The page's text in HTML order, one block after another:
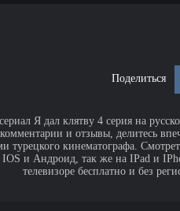
Поделиться
Я дал клятву 4 серия на
и отзывы, делитесь
кинематографа.
и Андроид, так же на IPad и
телевизоре бесплатно и без